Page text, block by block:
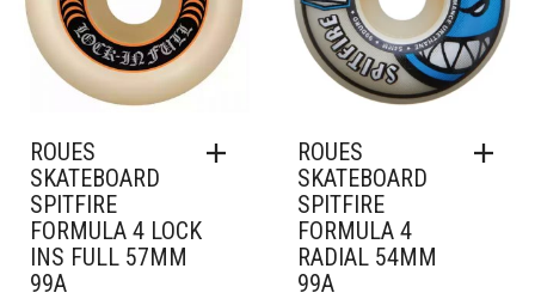
ROUES
SKATEBOARD
SPITFIRE
FORMULA 4 LOCK
INS FULL 57MM
99A
ROUES
SKATEBOARD
SPITFIRE
FORMULA 4
RADIAL 54MM
99A